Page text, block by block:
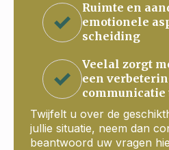
Ruimte en
emotionele
scheiding
Veelal zorgt
een
Twijfelt u over de
jullie situatie, neem dan
beantwoord uw vragen